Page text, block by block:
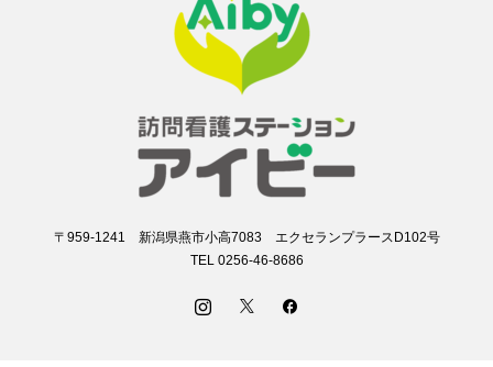
〒959-1241 新潟県燕市小高7083 エクセランプラースD102号
TEL 0256-46-8686